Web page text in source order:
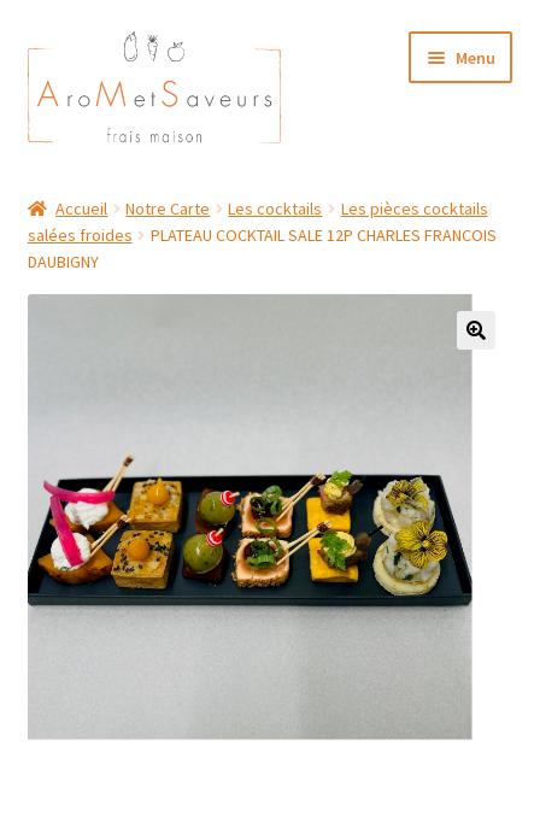
Aller
à
la
navigation
Aller
au
contenu
Menu
Plat du Jour/ Menu Week end
NOS BOUTIQUES
Accueil Notre Carte Les cocktails
Les pièces cocktails
salées froides
PLATEAU COCKTAIL SALE 12P CHARLES FRANCOIS
DAUBIGNY